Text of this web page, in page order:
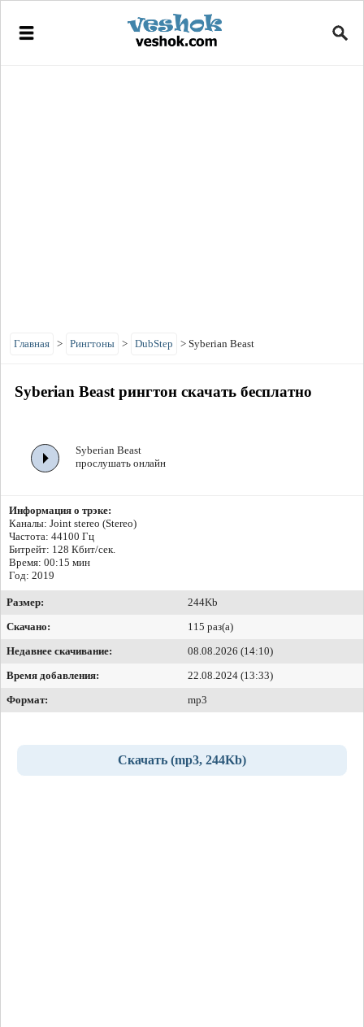
Главная > Рингтоны > DubStep > Syberian Beast
Syberian Beast рингтон скачать бесплатно
Syberian Beast
прослушать онлайн
Информация о трэке:
Каналы: Joint stereo (Stereo)
Частота: 44100 Гц
Битрейт: 128 Кбит/сек.
Время: 00:15 мин
Год: 2019
Размер:
244Kb
Скачано:
115 раз(а)
Недавнее скачивание:
08.08.2026 (14:10)
Время добавления:
22.08.2024 (13:33)
Формат:
mp3
Скачать (mp3, 244Kb)